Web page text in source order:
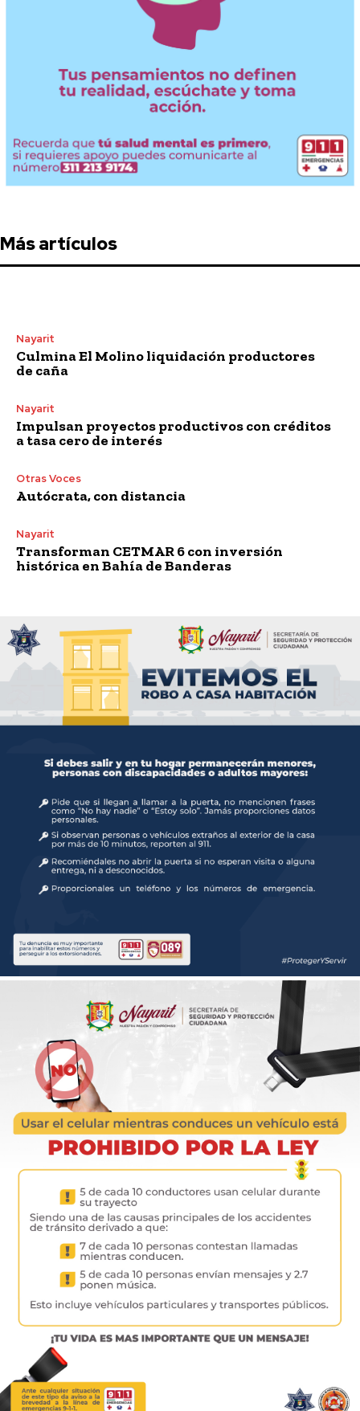
Más artículos
Nayarit
Culmina El Molino liquidación productores
de caña
Nayarit
Impulsan proyectos productivos con créditos
a tasa cero de interés
Otras Voces
Autócrata, con distancia
Nayarit
Transforman CETMAR 6 con inversión
histórica en Bahía de Banderas